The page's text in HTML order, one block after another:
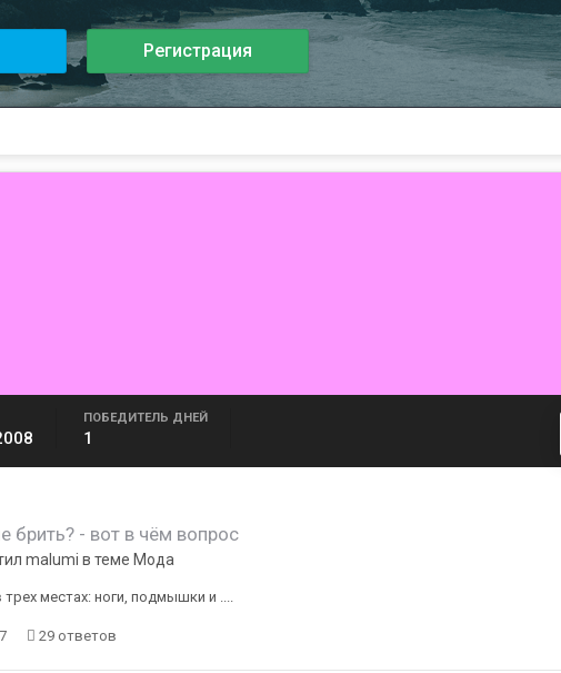
Регистрация
ПОБЕДИТЕЛЬ ДНЕЙ
1
брить? - вот в чём вопрос
malumi в теме Мода
местах: ноги, подмышки и ....
29 ответов